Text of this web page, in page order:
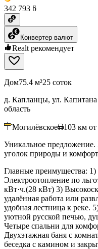
342 793 ƃ
Конвертер валют
Realt рекомендует
Дом75.4 м²25 соток
д. Капланцы, ул.
область
Могилёвское 103 км
Уникальное
уголок природы и
Главные преимущества: 1)
Электроотопление по
кВт·ч.(28 кВт) 3)
удалённая работа или
удобная лестница к реке.
уютной русской печью,
Четыре спальни для
Двухэтажная баня с
беседка с камином и